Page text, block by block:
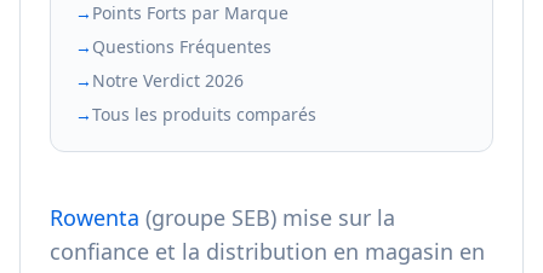
→ Points Forts par Marque
→ Questions Fréquentes
→ Notre Verdict 2026
→Tous les produits comparés
Rowenta (groupe SEB) mise sur la
confiance et la distribution en magasin en